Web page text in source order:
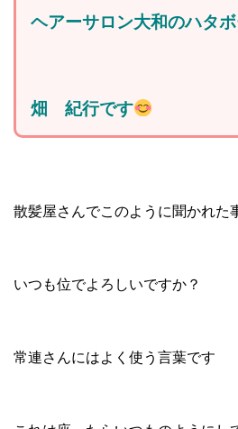
ヘアーサロン大和のハタ
畑 紀行です
散髪屋さんでこのように聞かれた
いつも位でよろしいですか？
常連さんにはよく使う言葉です